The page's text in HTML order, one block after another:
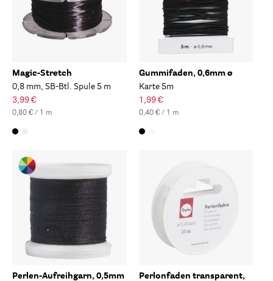
Magic-Stretch
0,8 mm, SB-Btl. Spule 5 m
3,99 €
0,80 € / 1 m
Gummifaden, 0,6mm ø
Karte 5m
1,99 €
0,40 € / 1 m
Perlen-Aufreihgarn, 0,5mm
Perlonfaden transparent,